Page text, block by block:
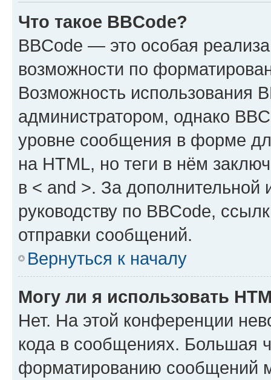
Что такое BBCode?
BBCode — это особая
возможности по
Возможность использования
администратором, однако
уровне сообщения в форме
на HTML, но теги в нём
в < and >. За
руководству по BBCode,
отправки сообщений.
Вернуться к началу
Могу ли я использовать
Нет. На этой конференции
кода в сообщениях. Большая
форматированию сообщений